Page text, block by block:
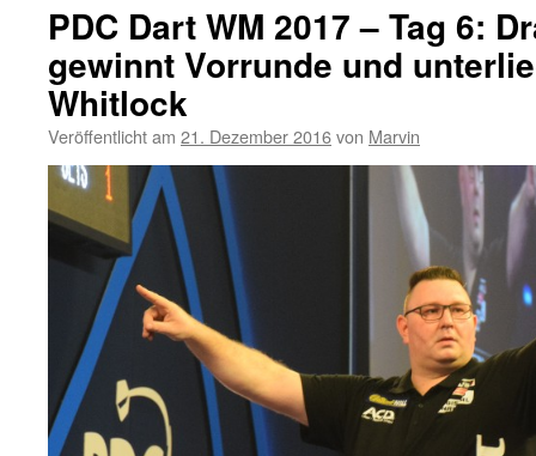
2017
–
Tag
Suljovic
bezwingt
Meulenkamp
Lerchbacher
PDC Dart WM 2017 – Tag 6:
gewinnt Vorrunde und
Whitlock
Veröffentlicht am 21. Dezember 2016von Marvin